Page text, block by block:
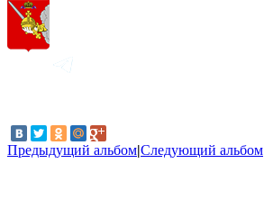
Предыдущий альбом|Следующий альбом